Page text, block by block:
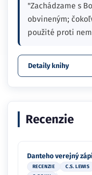
"Zachádzame s
obvineným;
použité proti
Detaily knihy
Recenzie
Danteho verejný
RECENZIE C.S. LEWIS